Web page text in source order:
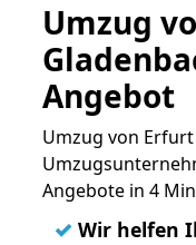
Umzug
Angebot
Umzug von
Angebote in 4
✓ Wir helfen